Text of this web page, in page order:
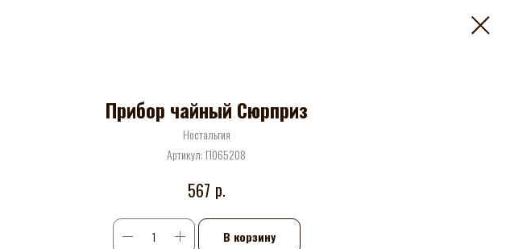
Прибор чайный Сюрприз
Ностальгия
Артикул: П065208
567 р.
В корзину